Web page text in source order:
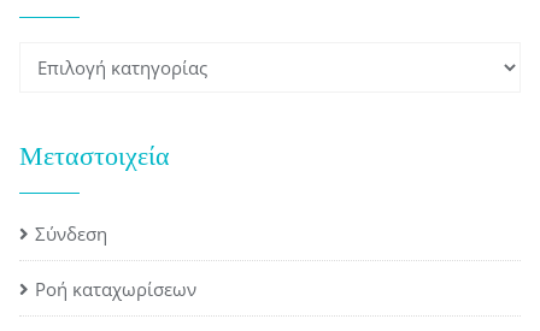
Kατηγορίες
Μεταστοιχεία
Σύνδεση
Ροή καταχωρίσεων